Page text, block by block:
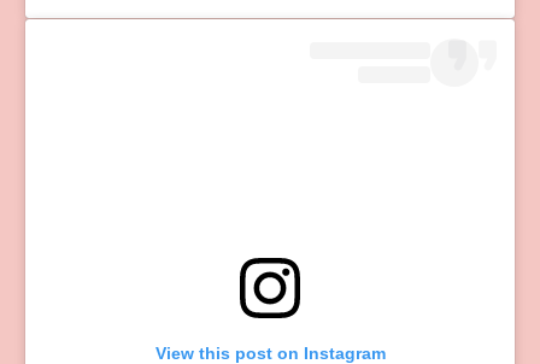
View this post on Instagram